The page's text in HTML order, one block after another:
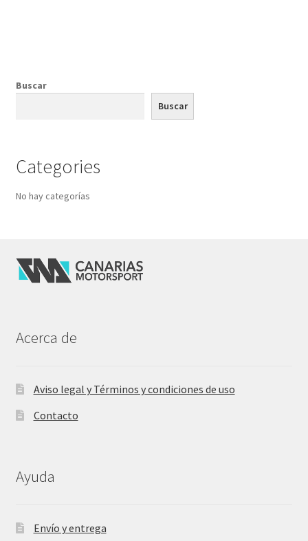
Buscar
Buscar
Categories
No hay categorías
Acerca de
Aviso legal y Términos y condiciones de uso
Contacto
Ayuda
Envío y entrega